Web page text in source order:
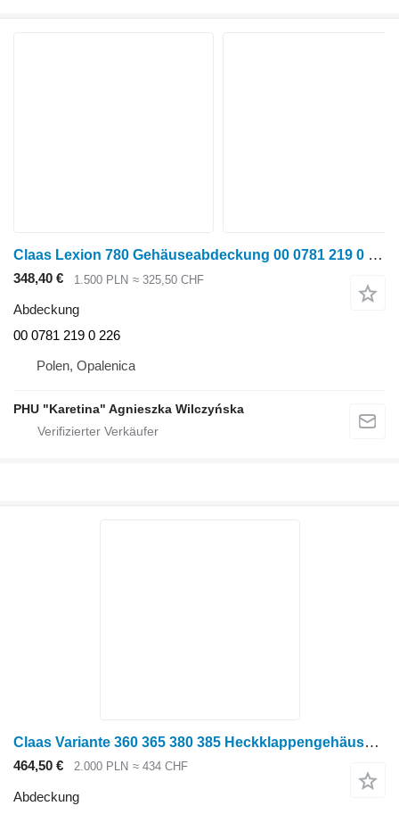
Claas Lexion 780 Gehäuseabdeckung 00 0781 219 0 00 0781 226 0 0 für Claas Lexion 780 Getreideernter
348,40 € 1.500 PLN ≈ 325,50 CHF
Abdeckung
00 0781 219 0 226
Polen, Opalenica
PHU "Karetina" Agnieszka Wilczyńska
Claas Variante 360 365 380 385 Heckklappengehäuseabdeckung TEIL für Claas Variant 360 365 380 385 Ballenpresse
464,50 € 2.000 PLN ≈ 434 CHF
Abdeckung